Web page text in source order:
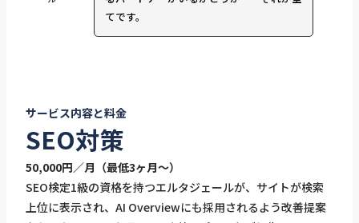
てです。
サービス内容と料金
SEO対策
50,000円／月（最低3ヶ月〜）
SEO検定1級の資格を持つエルタジェールが、サイトが検索
上位に表示され、AI Overviewにも採用されるよう改善提案